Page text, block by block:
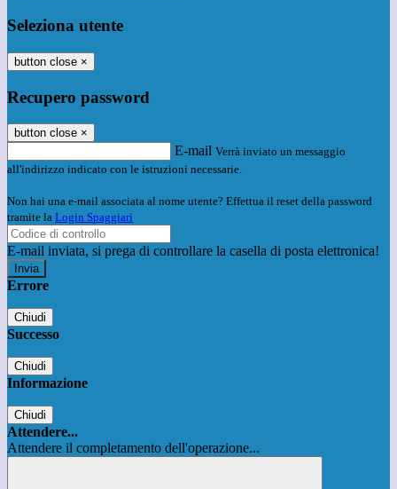
Seleziona utente
button close ×
Recupero password
button close ×
E-mail Verrà inviato un messaggio
all'indirizzo indicato con le istruzioni necessarie.
Non hai una e-mail associata al nome utente? Effettua il reset della password
tramite la Login Spaggiari
E-mail inviata, si prega di controllare la casella di posta elettronica!
Errore
Chiudi
Successo
Chiudi
Informazione
Chiudi
Attendere...
Attendere il completamento dell'operazione...